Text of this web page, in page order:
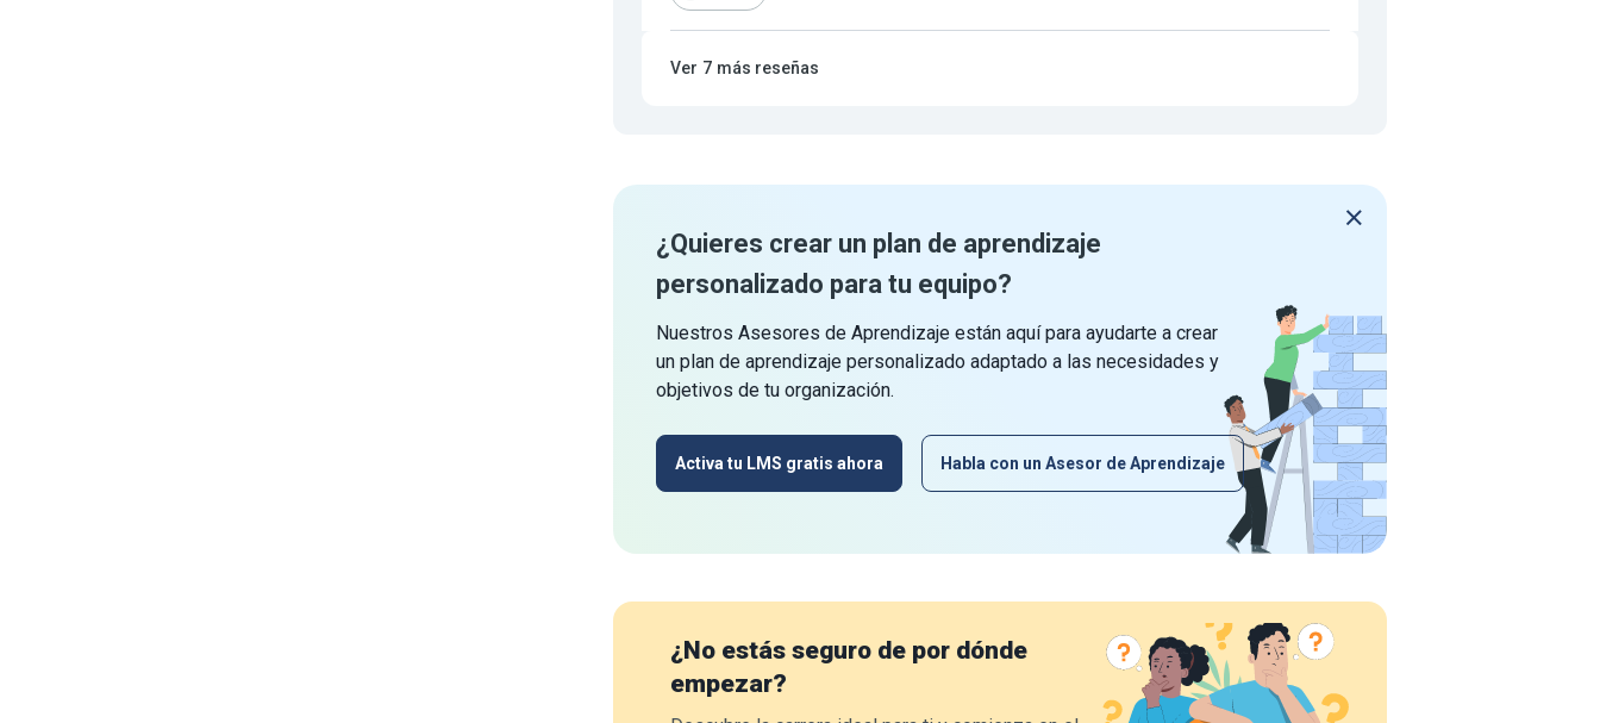
Ver 7 más reseñas
¿Quieres crear un plan de aprendizaje
personalizado para tu equipo?
Nuestros Asesores de Aprendizaje están aquí para ayudarte a crear
un plan de aprendizaje personalizado adaptado a las necesidades y
objetivos de tu organización.
Activa tu LMS gratis ahora Habla con un Asesor de Aprendizaje
¿No estás seguro de por dónde
empezar?